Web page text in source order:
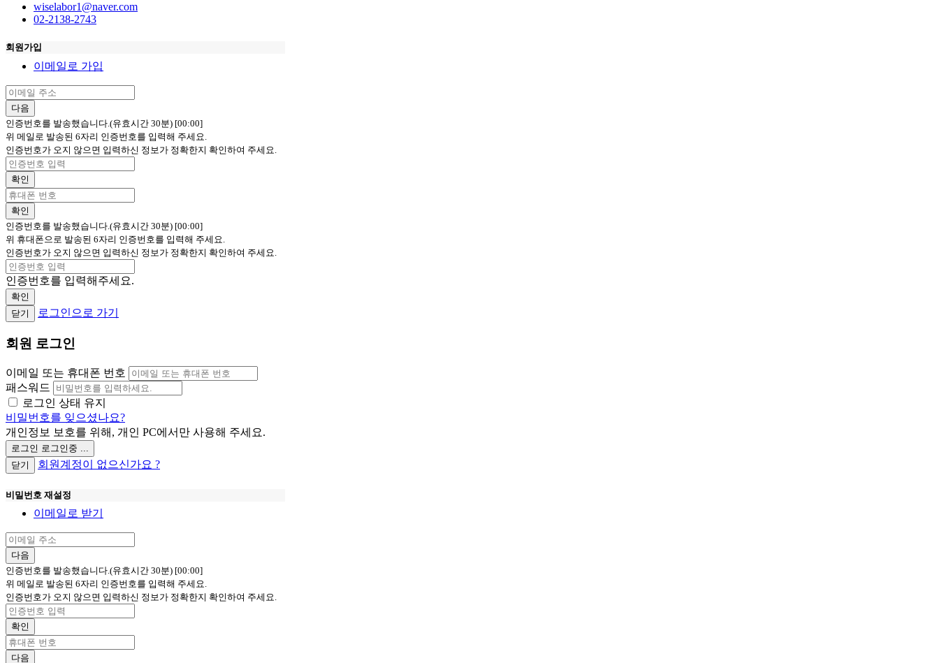
wiselabor1@naver.com
02-2138-2743
회원가입
이메일로 가입
다음
인증번호를 발송했습니다.(유효시간 30분) [00:00]
위 메일로 발송된 6자리 인증번호를 입력해 주세요.
인증번호가 오지 않으면 입력하신 정보가 정확한지 확인하여 주세요.
확인
확인
인증번호를 발송했습니다.(유효시간 30분) [00:00]
위 휴대폰으로 발송된 6자리 인증번호를 입력해 주세요.
인증번호가 오지 않으면 입력하신 정보가 정확한지 확인하여 주세요.
인증번호를 입력해주세요.
확인
닫기
로그인으로 가기
회원 로그인
이메일 또는 휴대폰 번호
패스워드
로그인 상태 유지
비밀번호를 잊으셨나요?
개인정보 보호를 위해, 개인 PC에서만 사용해 주세요.
로그인 로그인중 ...
닫기
회원계정이 없으신가요 ?
비밀번호 재설정
이메일로 받기
다음
인증번호를 발송했습니다.(유효시간 30분) [00:00]
위 메일로 발송된 6자리 인증번호를 입력해 주세요.
인증번호가 오지 않으면 입력하신 정보가 정확한지 확인하여 주세요.
확인
다음